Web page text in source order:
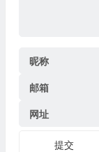
昵称
邮箱
网址
提交